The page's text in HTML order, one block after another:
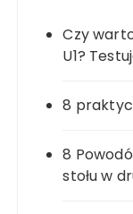
Czy
U1?
8
8
stołu w